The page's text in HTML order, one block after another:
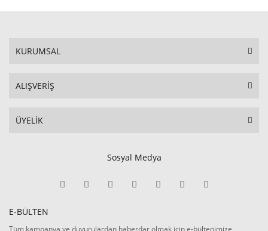
KURUMSAL
ALIŞVERİŞ
ÜYELİK
Sosyal Medya
E-BÜLTEN
Tüm kampanya ve duyurulardan haberdar olmak için e-bültenimize